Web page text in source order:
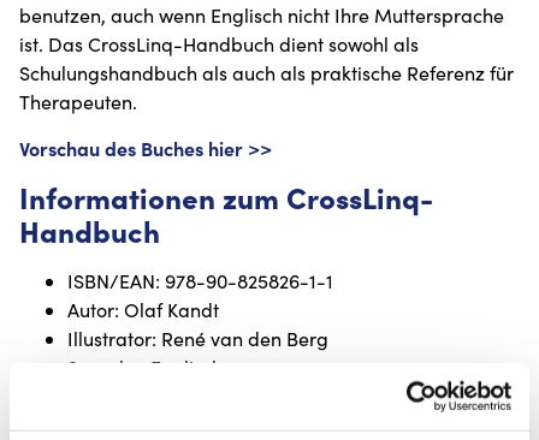
benutzen, auch wenn Englisch nicht Ihre Muttersprache
ist. Das CrossLinq-Handbuch dient sowohl als
Schulungshandbuch als auch als praktische Referenz für
Therapeuten.
Vorschau des Buches hier >>
Informationen zum CrossLinq-
Handbuch
ISBN/EAN: 978-90-825826-1-1
Autor: Olaf Kandt
Illustrator: René van den Berg
Sprache: Englisch
Anwendungen